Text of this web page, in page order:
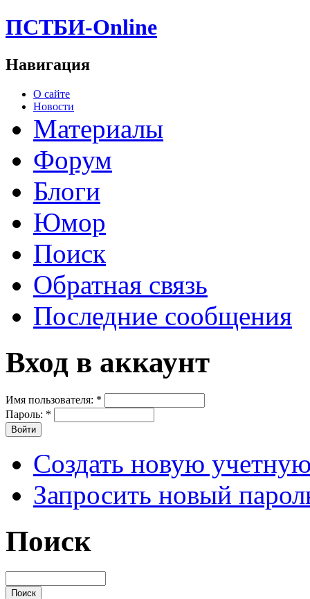
ПСТБИ-Online
Навигация
О сайте
Новости
Материалы
Форум
Блоги
Юмор
Поиск
Обратная связь
Последние сообщения
Вход в аккаунт
Имя пользователя: *
Пароль: *
Создать новую
Запросить новый
Поиск